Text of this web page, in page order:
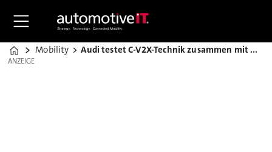
Home
Mobility Audi testet C-V2X-Technik zusammen mit Qualcomm
ANZEIGE
ANZEIGE